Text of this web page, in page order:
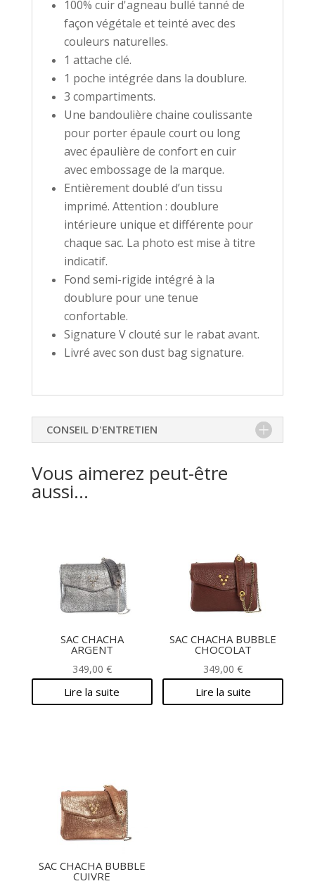
100% cuir d'agneau bullé tanné de
façon végétale et teinté avec des
couleurs naturelles.
1 attache clé.
1 poche intégrée dans la doublure.
3 compartiments.
Une bandoulière chaine coulissante
pour porter épaule court ou long
avec épaulière de confort en cuir
avec embossage de la marque.
Entièrement doublé d’un tissu
imprimé. Attention : doublure
intérieure unique et différente pour
chaque sac. La photo est mise à titre
indicatif.
Fond semi-rigide intégré à la
doublure pour une tenue
confortable.
Signature V clouté sur le rabat avant.
Livré avec son dust bag signature.
CONSEIL D'ENTRETIEN
Vous aimerez peut-être
aussi…
SAC CHACHA
ARGENT
349,00 €
Lire la suite
SAC CHACHA BUBBLE
CHOCOLAT
349,00€
Lire la suite
SAC CHACHA BUBBLE
CUIVRE